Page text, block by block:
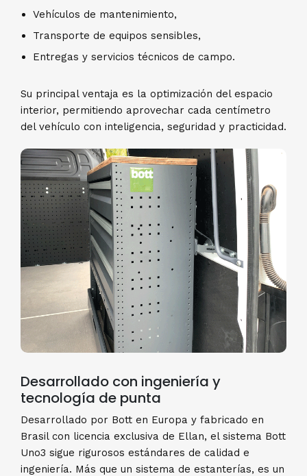
Vehículos de mantenimiento,
Transporte de equipos sensibles,
Entregas y servicios técnicos de campo.
Su principal ventaja es la optimización del espacio
interior, permitiendo aprovechar cada centímetro
del vehículo con inteligencia, seguridad y practicidad.
Desarrollado con ingeniería y
tecnología de punta
Desarrollado por Bott en Europa y fabricado en
Brasil con licencia exclusiva de Ellan, el sistema Bott
Uno3 sigue rigurosos estándares de calidad e
ingeniería. Más que un sistema de estanterías, es un